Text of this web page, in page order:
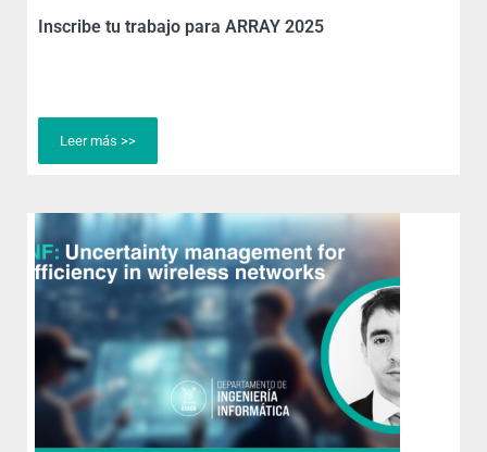
Inscribe tu trabajo para ARRAY 2025
Leer más >>